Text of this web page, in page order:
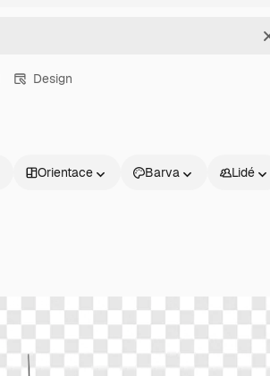
Design
Orientace Barva Lidé